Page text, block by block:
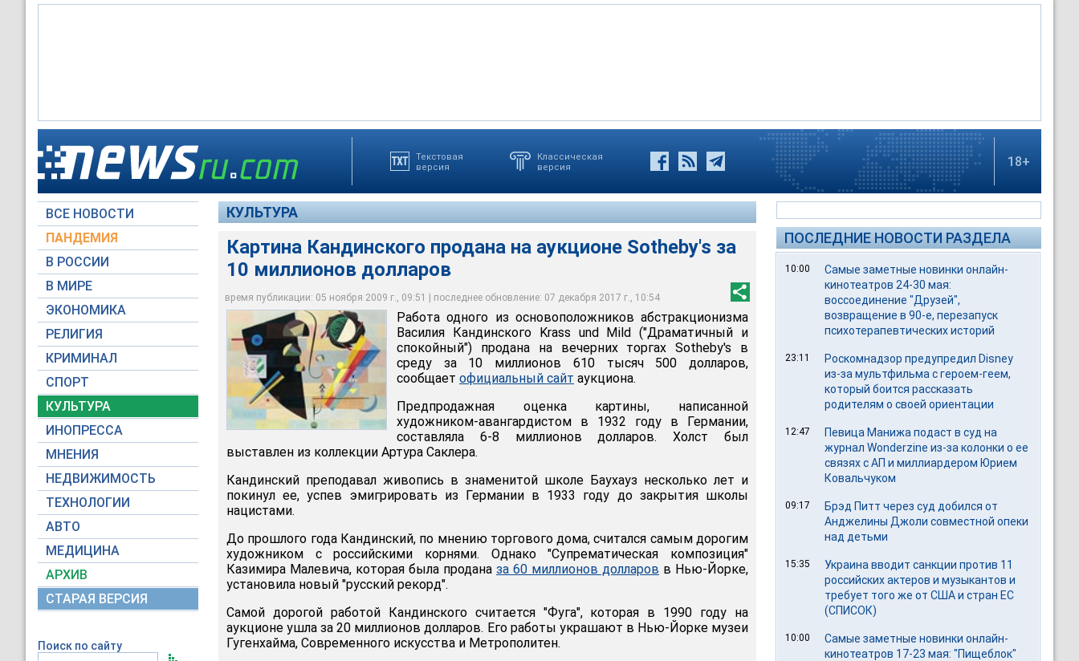
Текстовая
версия
Классическая
версия
18+
ВСЕ НОВОСТИ
ПАНДЕМИЯ
В РОССИИ
В МИРЕ
ЭКОНОМИКА
РЕЛИГИЯ
КРИМИНАЛ
СПОРТ
КУЛЬТУРА
ИНОПРЕССА
МНЕНИЯ
НЕДВИЖИМОСТЬ
ТЕХНОЛОГИИ
АВТО
МЕДИЦИНА
АРХИВ
СТАРАЯ ВЕРСИЯ
Поиск по сайту
КУЛЬТУРА
Картина Кандинского продана на аукционе Sotheby's за
10 миллионов долларов
время публикации: 05 ноября 2009 г., 09:51 | последнее обновление: 07 декабря 2017 г., 10:54
Работа одного из основоположников абстракционизма Василия Кандинского Krass
und Mild ("Драматичный и спокойный") продана на вечерних торгах Sotheby's в среду
за 10 миллионов 610 тысяч 500 долларов
Sotheby's
Работа одного из основоположников абстракционизма
Василия Кандинского Krass und Mild ("Драматичный и
спокойный") продана на вечерних торгах Sotheby's в
среду за 10 миллионов 610 тысяч 500 долларов,
сообщает официальный сайт аукциона.
Предпродажная оценка картины, написанной
художником-авангардистом в 1932 году в Германии,
составляла 6-8 миллионов долларов. Холст был
выставлен из коллекции Артура Саклера.
Кандинский преподавал живопись в знаменитой школе Баухауз несколько лет и
покинул ее, успев эмигрировать из Германии в 1933 году до закрытия школы
нацистами.
До прошлого года Кандинский, по мнению торгового дома, считался самым дорогим
художником с российскими корнями. Однако "Супрематическая композиция"
Казимира Малевича, которая была продана за 60 миллионов долларов в Нью-Йорке,
установила новый "русский рекорд".
Самой дорогой работой Кандинского считается "Фуга", которая в 1990 году на
аукционе ушла за 20 миллионов долларов. Его работы украшают в Нью-Йорке музеи
Гугенхайма, Современного искусства и Метрополитен.
ПОСЛЕДНИЕ НОВОСТИ РАЗДЕЛА
10:00
Самые заметные новинки онлайн-
кинотеатров 24-30 мая:
воссоединение "Друзей",
возвращение в 90-е, перезапуск
психотерапевтических историй
23:11
Роскомнадзор предупредил Disney
из-за мультфильма c героем-геем,
который боится рассказать
родителям о своей ориентации
12:47
Певица Манижа подаст в суд на
журнал Wonderzine из-за колонки о ее
связях с АП и миллиардером Юрием
Ковальчуком
09:17
Брэд Питт через суд добился от
Анджелины Джоли совместной опеки
над детьми
15:35
Украина вводит санкции против 11
российских актеров и музыкантов и
требует того же от США и стран ЕС
(СПИСОК)
10:00
Самые заметные новинки онлайн-
кинотеатров 17-23 мая: "Пищеблок"